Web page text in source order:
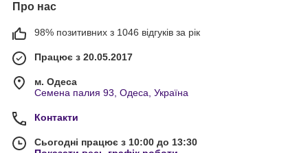
Про нас
98% позитивних з 1046 відгуків за рік
Працює з 20.05.2017
м. Одеса
Семена палия 93, Одеса, Україна
Контакти
Сьогодні працює з 10:00 до 13:30